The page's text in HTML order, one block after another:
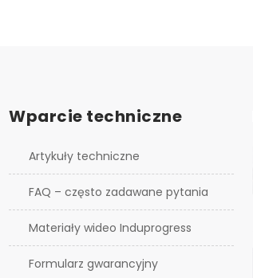
Wparcie techniczne
Artykuły techniczne
FAQ – często zadawane pytania
Materiały wideo Induprogress
Formularz gwarancyjny